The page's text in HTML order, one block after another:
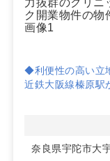
にご提案できます
画選定から動線設
談ください。
◆利便性の高い立
近鉄大阪線榛原駅
に便利です。日
隣接する大型店
奈良県宇陀市大